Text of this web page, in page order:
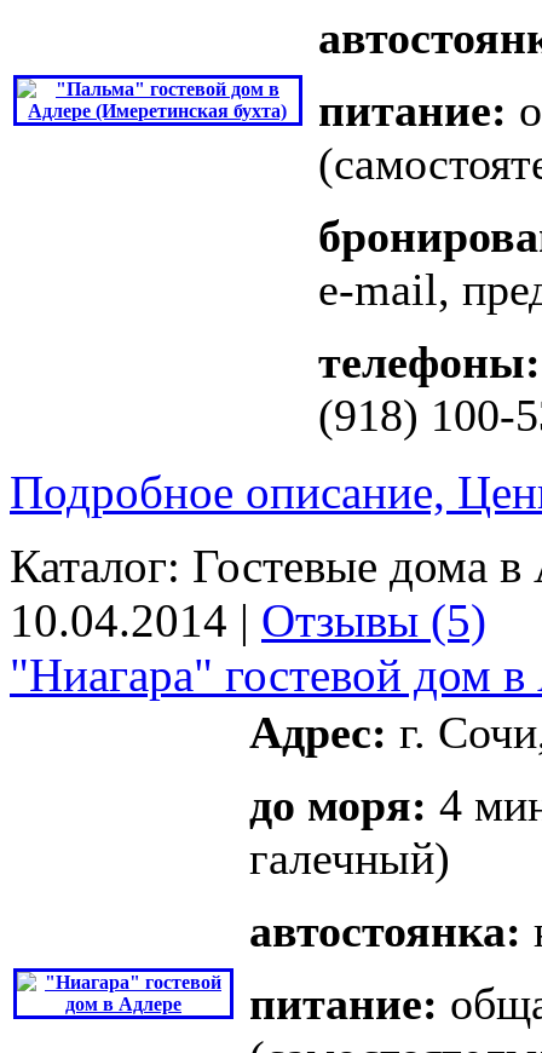
питание:
e-mail,
телефоны:
(918) 100-
Подробное описание,
Каталог: Гостевые дома в
10.04.2014 | Отзывы (5)
"Ниагара" гостевой дом
Адрес: г.
до моря: 4
галечный)
автостоянка:
питание: